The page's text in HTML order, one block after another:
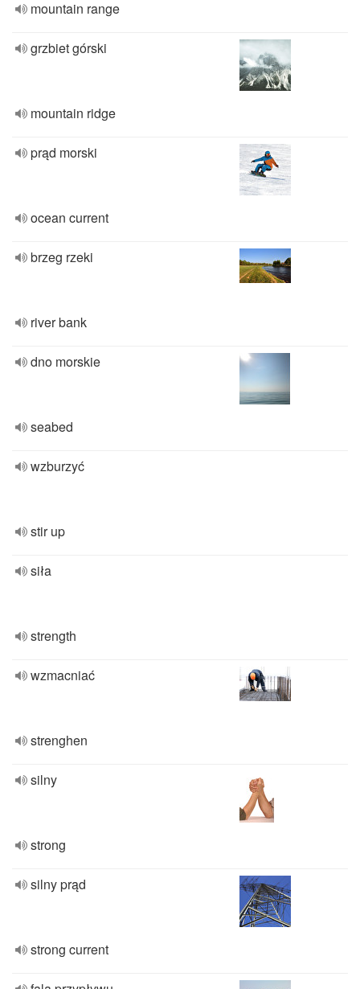
mountain range
grzbiet górski
mountain ridge
prąd morski
ocean ​​current
brzeg rzeki
river bank
dno morskie
seabed
wzburzyć
stir up
siła
strength
wzmacniać
strenghen
silny
strong
silny prąd
strong current